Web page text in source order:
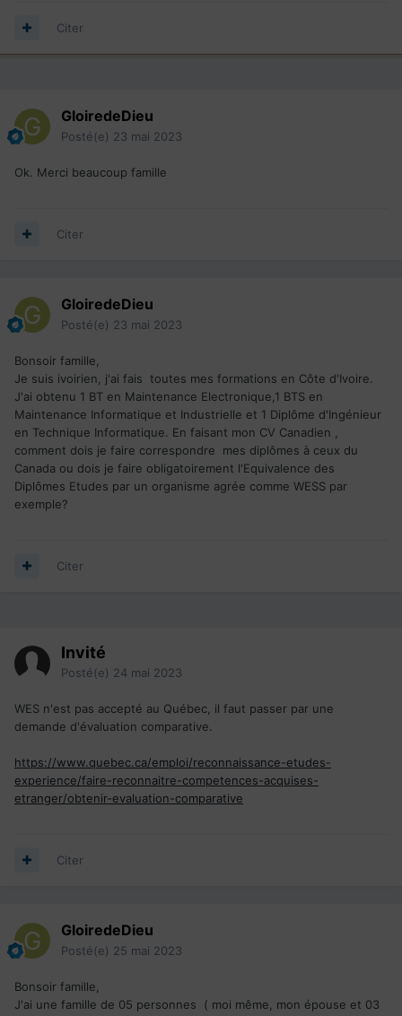
Citer
GloiredeDieu
Posté(e) 23 mai 2023
Ok. Merci beaucoup famille
Citer
GloiredeDieu
Posté(e) 23 mai 2023
Bonsoir famille,
Je suis ivoirien, j'ai fais toutes mes formations en Côte d'Ivoire.
J'ai obtenu 1 BT en Maintenance Electronique,1 BTS en
Maintenance Informatique et Industrielle et 1 Diplôme d'Ingénieur
en Technique Informatique. En faisant mon CV Canadien ,
comment dois je faire correspondre mes diplômes à ceux du
Canada ou dois je faire obligatoirement l'Equivalence des
Diplômes Etudes par un organisme agrée comme WESS par
exemple?
Citer
Invité
Posté(e) 24 mai 2023
WES n'est pas accepté au Québec, il faut passer par une
demande d'évaluation comparative.
https://www.quebec.ca/emploi/reconnaissance-etudes-
experience/faire-reconnaitre-competences-acquises-
etranger/obtenir-evaluation-comparative
Citer
GloiredeDieu
Posté(e) 25 mai 2023
Bonsoir famille,
J'ai une famille de 05 personnes ( moi même, mon épouse et 03